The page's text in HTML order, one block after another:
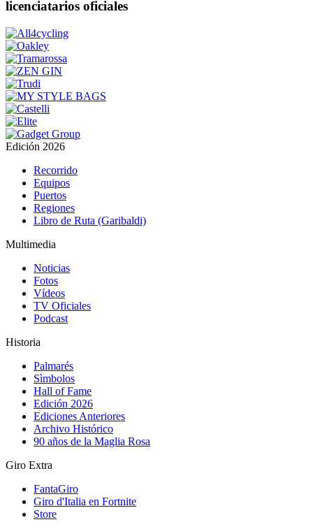
licenciatarios oficiales
Edición 2026
Recorrido
Equipos
Puertos
Regiones
Libro de Ruta (Garibaldi)
Multimedia
Noticias
Fotos
Vídeos
TV Oficiales
Podcast
Historia
Palmarés
Sìmbolos
Hall of Fame
Edición 2026
Ediciones Anteriores
Archivo Histórico
90 años de la Maglia Rosa
Giro Extra
FantaGiro
Giro d'Italia en Fortnite
Store